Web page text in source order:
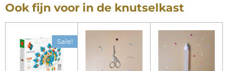
Ook fijn voor in de knutselkast
Sale!